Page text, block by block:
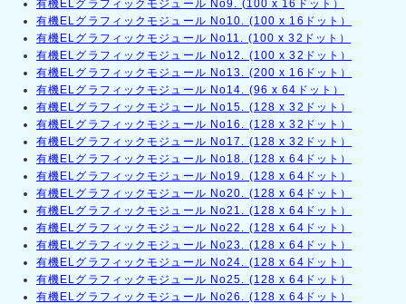
有機ELグラフィックモジュール No9. (100 x 16ドット）
有機ELグラフィックモジュール No10. (100 x 16ドット）
有機ELグラフィックモジュール No11. (100 x 32ドット）
有機ELグラフィックモジュール No12. (100 x 32ドット）
有機ELグラフィックモジュール No13. (200 x 16ドット）
有機ELグラフィックモジュール No14. (96 x 64ドット）
有機ELグラフィックモジュール No15. (128 x 32ドット）
有機ELグラフィックモジュール No16. (128 x 32ドット）
有機ELグラフィックモジュール No17. (128 x 32ドット）
有機ELグラフィックモジュール No18. (128 x 64ドット）
有機ELグラフィックモジュール No19. (128 x 64ドット）
有機ELグラフィックモジュール No20. (128 x 64ドット）
有機ELグラフィックモジュール No21. (128 x 64ドット）
有機ELグラフィックモジュール No22. (128 x 64ドット）
有機ELグラフィックモジュール No23. (128 x 64ドット）
有機ELグラフィックモジュール No24. (128 x 64ドット）
有機ELグラフィックモジュール No25. (128 x 64ドット）
有機ELグラフィックモジュール No26. (128 x 64ドット）